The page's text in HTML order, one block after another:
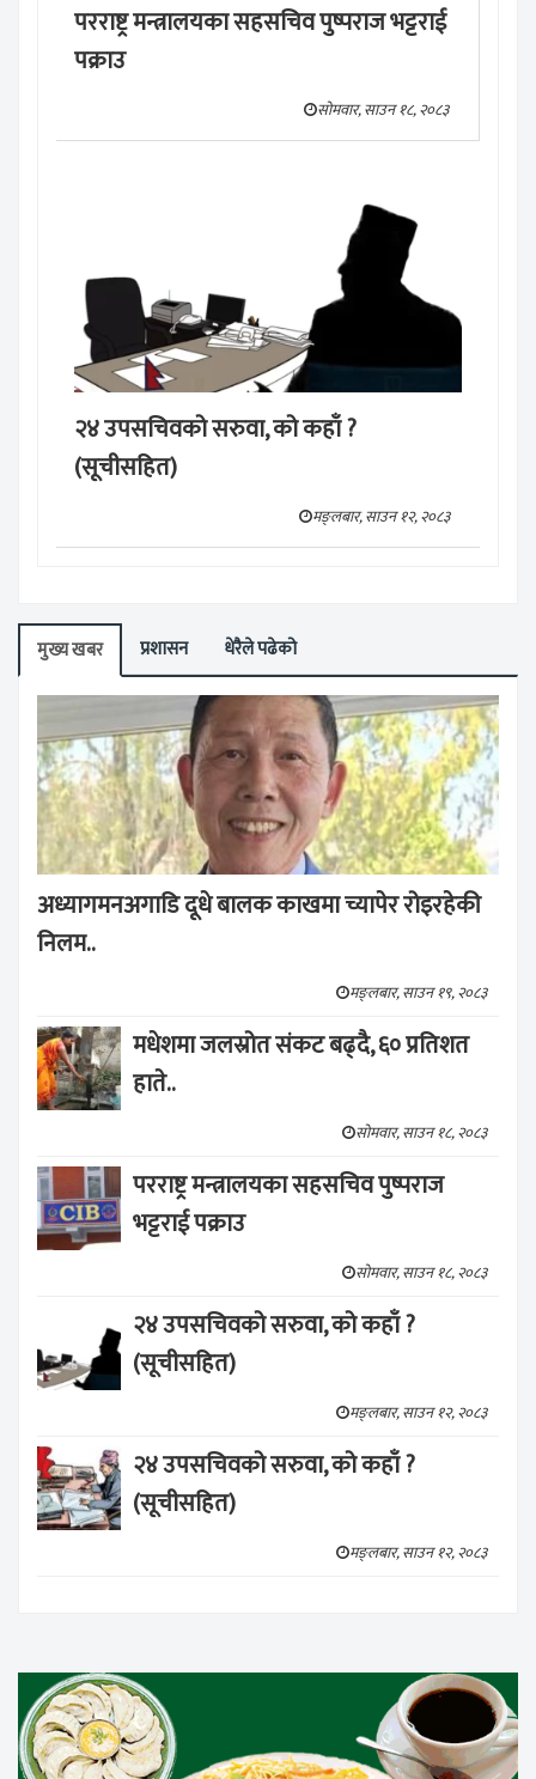
परराष्ट्र मन्त्रालयका सहसचिव पुष्पराज भट्टराई
पक्राउ
सोमवार, साउन १८, २०८३
२४ उपसचिवको सरुवा, को कहाँ ?
(सूचीसहित)
मङ्लबार, साउन १२, २०८३
मुख्य खबर प्रशासन धेरैले पढेको
अध्यागमनअगाडि दूधे बालक काखमा च्यापेर रोइरहेकी
निलम..
मङ्लबार, साउन १९, २०८३
मधेशमा जलस्रोत संकट बढ्दै, ६० प्रतिशत
हाते..
सोमवार, साउन १८, २०८३
परराष्ट्र मन्त्रालयका सहसचिव पुष्पराज
भट्टराई पक्राउ
सोमवार, साउन १८, २०८३
२४ उपसचिवको सरुवा, को कहाँ ?
(सूचीसहित)
मङ्लबार, साउन १२, २०८३
२४ उपसचिवको सरुवा, को कहाँ ?
(सूचीसहित)
मङ्लबार, साउन १२, २०८३